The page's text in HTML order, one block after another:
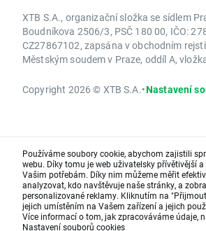
XTB S.A., organizační složka se sídlem
Boudníkova 2506/3, PSČ 180 00, IČO:
CZ27867102, zapsána v obchodním
Městským soudem v Praze, oddíl A,
Copyright 2026 © XTB S.A.•Nastavení
Používáme soubory cookie, abychom zajistili
webu. Díky tomu je web uživatelsky přívětivější
Vašim potřebám. Díky nim můžeme měřit
analyzovat, kdo navštěvuje naše stránky, a
personalizované reklamy. Kliknutím na
jejich umístěním na Vašem zařízení a jejich
Více informací o tom, jak zpracováváme údaje,
Nastavení souborů cookies